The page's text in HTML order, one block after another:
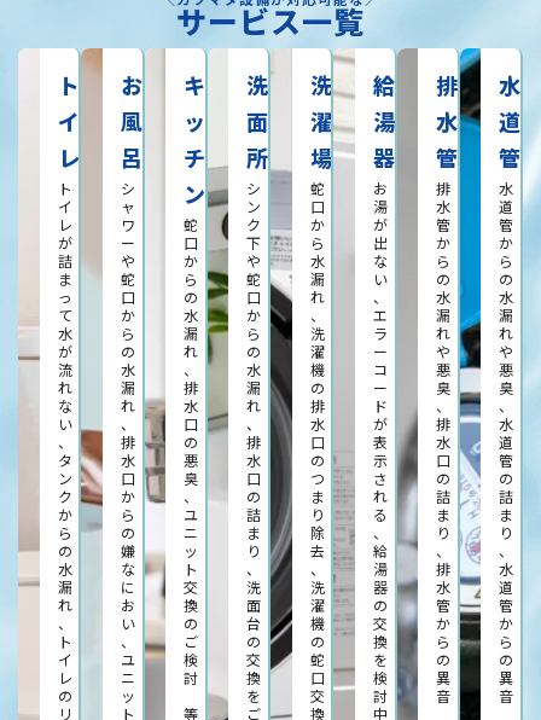
サービス一覧
ト
イ
レ
ト
イ
レ
が
詰
ま
っ
て
水
が
流
れ
な
い
、
タ
ン
ク
か
ら
の
水
漏
れ
、
ト
イ
レ
の
リ
お
風
呂
シ
ャ
ワ
ー
や
蛇
口
か
ら
の
水
漏
れ
、
排
水
口
か
ら
の
嫌
な
に
お
い
、
ユ
ニ
ッ
ト
キ
ッ
チ
ン
蛇
口
か
ら
の
水
漏
れ
、
排
水
口
の
悪
臭
、
ユ
ニ
ッ
ト
交
換
の
ご
検
討
等
洗
面
所
シ
ン
ク
下
や
蛇
口
か
ら
の
水
漏
れ
、
排
水
口
の
詰
ま
り
、
洗
面
台
の
交
換
を
ご
洗
濯
場
蛇
口
か
ら
水
漏
れ
、
洗
濯
機
の
排
水
口
の
つ
ま
り
除
去
、
洗
濯
機
の
蛇
口
交
換
給
湯
器
お
湯
が
出
な
い
、
エ
ラ
ー
コ
ー
ド
が
表
示
さ
れ
る
、
給
湯
器
の
交
換
を
検
討
中
排
水
管
排
水
管
か
ら
の
水
漏
れ
や
悪
臭
、
排
水
口
の
詰
ま
り
、
排
水
管
か
ら
の
異
音
水
道
管
水
道
管
か
ら
の
水
漏
れ
や
悪
臭
、
水
道
管
の
詰
ま
り
、
水
道
管
か
ら
の
異
音